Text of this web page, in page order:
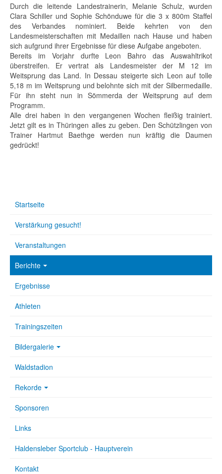
Durch die leitende Landestrainerin, Melanie Schulz, wurden
Clara Schiller und Sophie Schönduwe für die 3 x 800m Staffel
des Verbandes nominiert. Beide kehrten von den
Landesmeisterschaften mit Medaillen nach Hause und haben
sich aufgrund ihrer Ergebnisse für diese Aufgabe angeboten.
Bereits im Vorjahr durfte Leon Bahro das Auswahltrikot
überstreifen. Er vertrat als Landesmeister der M 12 im
Weitsprung das Land. In Dessau steigerte sich Leon auf tolle
5,18 m im Weitsprung und belohnte sich mit der Silbermedaille.
Für ihn steht nun in Sömmerda der Weitsprung auf dem
Programm.
Alle drei haben in den vergangenen Wochen fleißig trainiert.
Jetzt gilt es in Thüringen alles zu geben. Den Schützlingen von
Trainer Hartmut Baethge werden nun kräftig die Daumen
gedrückt!
Startseite
Verstärkung gesucht!
Veranstaltungen
Berichte
Ergebnisse
Athleten
Trainingszeiten
Bildergalerie
Waldstadion
Rekorde
Sponsoren
Links
Haldensleber Sportclub - Hauptverein
Kontakt